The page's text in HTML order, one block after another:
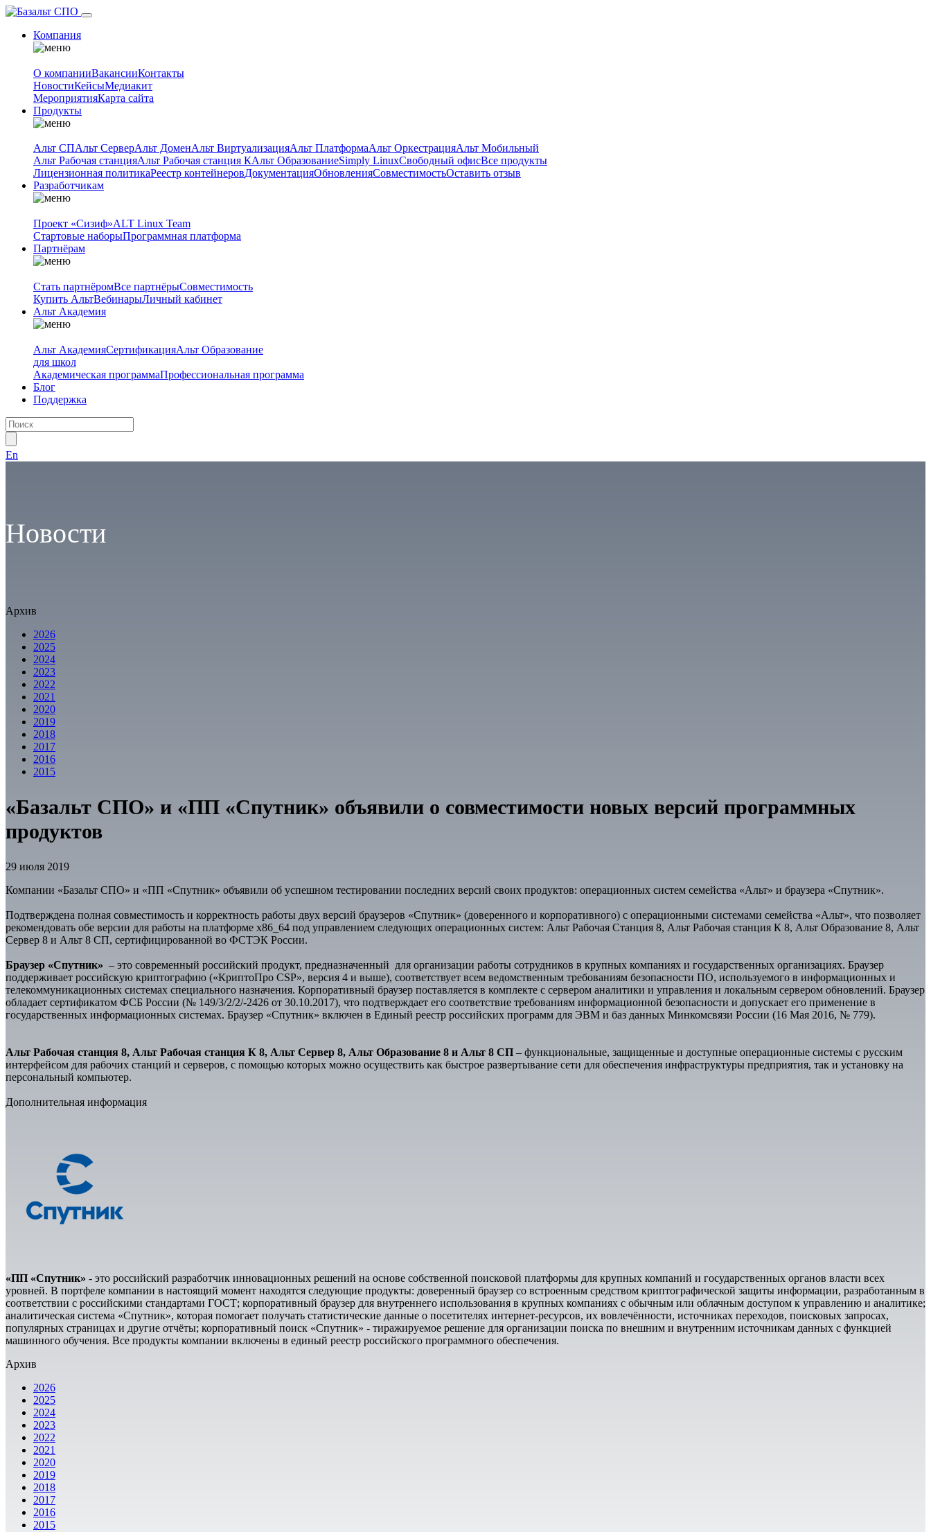
Компания
О компанииВакансииКонтакты
НовостиКейсыМедиакит
МероприятияКарта сайта
Продукты
Альт СПАльт СерверАльт ДоменАльт ВиртуализацияАльт ПлатформаАльт ОркестрацияАльт Мобильный
Альт Рабочая станцияАльт Рабочая станция КАльт ОбразованиеSimply LinuxСвободный офисВсе продукты
Лицензионная политикаРеестр контейнеровДокументацияОбновленияСовместимостьОставить отзыв
Разработчикам
Проект «Сизиф»ALT Linux Team
Стартовые наборыПрограммная платформа
Партнёрам
Стать партнёромВсе партнёрыСовместимость
Купить АльтВебинарыЛичный кабинет
Альт Академия
Альт АкадемияСертификацияАльт Образование
для школ
Академическая программаПрофессиональная программа
Блог
Поддержка
En
Новости
Архив
2026
2025
2024
2023
2022
2021
2020
2019
2018
2017
2016
2015
«Базальт СПО» и «ПП «Спутник» объявили о совместимости новых версий программных
продуктов
29 июля 2019
Компании «Базальт СПО» и «ПП «Спутник» объявили об успешном тестировании последних версий своих продуктов: операционных систем семейства «Альт» и браузера «Спутник».
Подтверждена полная совместимость и корректность работы двух версий браузеров «Спутник» (доверенного и корпоративного) с операционными системами семейства «Альт», что позволяет
рекомендовать обе версии для работы на платформе х86_64 под управлением следующих операционных систем: Альт Рабочая Станция 8, Альт Рабочая станция К 8, Альт Образование 8, Альт
Сервер 8 и Альт 8 СП, сертифицированной во ФСТЭК России.
Браузер «Спутник» – это современный российский продукт, предназначенный для организации работы сотрудников в крупных компаниях и государственных организациях. Браузер
поддерживает российскую криптографию («КриптоПро CSP», версия 4 и выше), соответствует всем ведомственным требованиям безопасности ПО, используемого в информационных и
телекоммуникационных системах специального назначения. Корпоративный браузер поставляется в комплекте с сервером аналитики и управления и локальным сервером обновлений. Браузер
обладает сертификатом ФСБ России (№ 149/3/2/2/-2426 от 30.10.2017), что подтверждает его соответствие требованиям информационной безопасности и допускает его применение в
государственных информационных системах. Браузер «Спутник» включен в Единый реестр российских программ для ЭВМ и баз данных Минкомсвязи России (16 Мая 2016, № 779).
Альт Рабочая станция 8, Альт Рабочая станция К 8, Альт Сервер 8, Альт Образование 8 и Альт 8 СП – функциональные, защищенные и доступные операционные системы с русским
интерфейсом для рабочих станций и серверов, с помощью которых можно осуществить как быстрое развертывание сети для обеспечения инфраструктуры предприятия, так и установку на
персональный компьютер.
Дополнительная информация
«ПП «Спутник» - это российский разработчик инновационных решений на основе собственной поисковой платформы для крупных компаний и государственных органов власти всех
уровней. В портфеле компании в настоящий момент находятся следующие продукты: доверенный браузер со встроенным средством криптографической защиты информации, разработанным в
соответствии с российскими стандартами ГОСТ; корпоративный браузер для внутреннего использования в крупных компаниях с обычным или облачным доступом к управлению и аналитике;
аналитическая система «Спутник», которая помогает получать статистические данные о посетителях интернет-ресурсов, их вовлечённости, источниках переходов, поисковых запросах,
популярных страницах и другие отчёты; корпоративный поиск «Спутник» - тиражируемое решение для организации поиска по внешним и внутренним источникам данных с функцией
машинного обучения. Все продукты компании включены в единый реестр российского программного обеспечения.
Архив
2026
2025
2024
2023
2022
2021
2020
2019
2018
2017
2016
2015